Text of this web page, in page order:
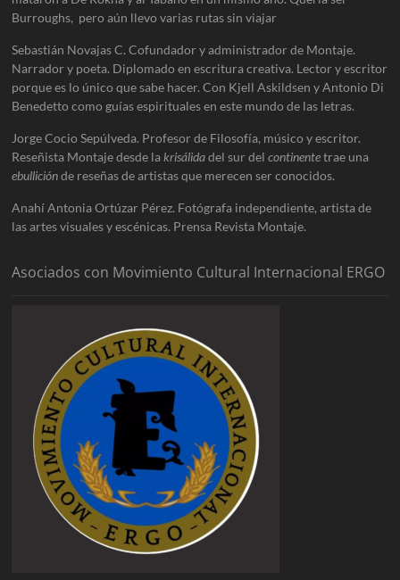
Burroughs, pero aún llevo varias rutas sin viajar
Sebastián Novajas C. Cofundador y administrador de Montaje.
Narrador y poeta. Diplomado en escritura creativa. Lector y escritor
porque es lo único que sabe hacer. Con Kjell Askildsen y Antonio Di
Benedetto como guías espirituales en este mundo de las letras.
Jorge Cocio Sepúlveda. Profesor de Filosofía, músico y escritor.
Reseñista Montaje desde lakrisálidadel sur delcontinentetrae una
ebulliciónde reseñas de artistas que merecen ser conocidos.
Anahí Antonia Ortúzar Pérez. Fotógrafa independiente, artista de
las artes visuales y escénicas. Prensa Revista Montaje.
Asociados con Movimiento Cultural Internacional ERGO